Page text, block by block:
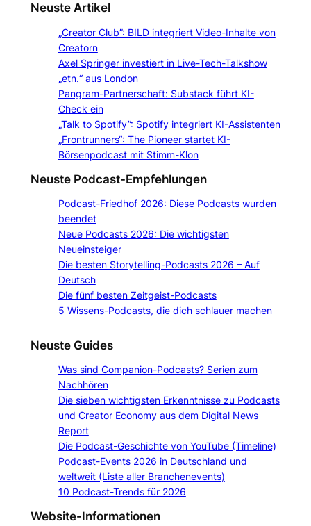
Neuste Artikel
„Creator Club”: BILD integriert Video-Inhalte von
Creatorn
Axel Springer investiert in Live-Tech-Talkshow
„etn.“ aus London
Pangram-Partnerschaft: Substack führt KI-
Check ein
„Talk to Spotify”: Spotify integriert KI-Assistenten
„Frontrunners“: The Pioneer startet KI-
Börsenpodcast mit Stimm-Klon
Neuste Podcast-Empfehlungen
Podcast-Friedhof 2026: Diese Podcasts wurden
beendet
Neue Podcasts 2026: Die wichtigsten
Neueinsteiger
Die besten Storytelling-Podcasts 2026 – Auf
Deutsch
Die fünf besten Zeitgeist-Podcasts
5 Wissens-Podcasts, die dich schlauer machen
Neuste Guides
Was sind Companion-Podcasts? Serien zum
Nachhören
Die sieben wichtigsten Erkenntnisse zu Podcasts
und Creator Economy aus dem Digital News
Report
Die Podcast-Geschichte von YouTube (Timeline)
Podcast-Events 2026 in Deutschland und
weltweit (Liste aller Branchenevents)
10 Podcast-Trends für 2026
Website-Informationen